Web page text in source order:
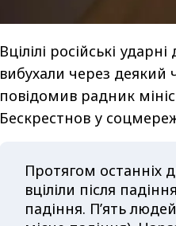
Вцілілі російські
вибухали через деякий
повідомив радник
Бескрестнов у
Протягом останніх
вціліли після
падіння. Пʼять